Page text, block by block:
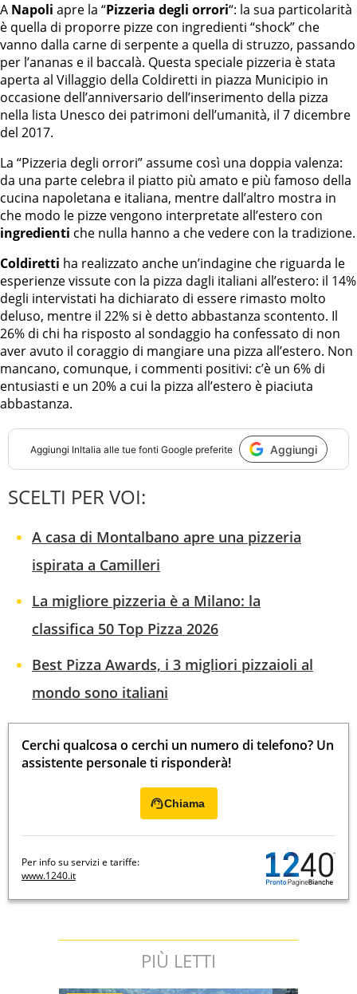
A Napoli apre la “Pizzeria degli orrori“: la sua particolarità
è quella di proporre pizze con ingredienti “shock” che
vanno dalla carne di serpente a quella di struzzo, passando
per l’ananas e il baccalà. Questa speciale pizzeria è stata
aperta al Villaggio della Coldiretti in piazza Municipio in
occasione dell’anniversario dell’inserimento della pizza
nella lista Unesco dei patrimoni dell’umanità, il 7 dicembre
del 2017.
La “Pizzeria degli orrori” assume così una doppia valenza:
da una parte celebra il piatto più amato e più famoso della
cucina napoletana e italiana, mentre dall’altro mostra in
che modo le pizze vengono interpretate all’estero con
ingredienti che nulla hanno a che vedere con la tradizione.
Coldiretti ha realizzato anche un’indagine che riguarda le
esperienze vissute con la pizza dagli italiani all’estero: il 14%
degli intervistati ha dichiarato di essere rimasto molto
deluso, mentre il 22% si è detto abbastanza scontento. Il
26% di chi ha risposto al sondaggio ha confessato di non
aver avuto il coraggio di mangiare una pizza all’estero. Non
mancano, comunque, i commenti positivi: c’è un 6% di
entusiasti e un 20% a cui la pizza all’estero è piaciuta
abbastanza.
Aggiungi InItalia alle tue fonti Google preferite Aggiungi
SCELTI PER VOI:
A casa di Montalbano apre una pizzeria
ispirata a Camilleri
La migliore pizzeria è a Milano: la
classifica 50 Top Pizza 2026
Best Pizza Awards, i 3 migliori pizzaioli al
mondo sono italiani
Cerchi qualcosa o cerchi un numero di telefono? Un
assistente personale ti risponderà!
Chiama
Per info su servizi e tariffe:
www.1240.it
PIÙ LETTI